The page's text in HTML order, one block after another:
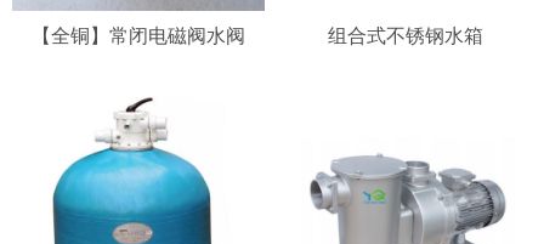
【全铜】常闭电磁阀水阀 组合式不锈钢水箱